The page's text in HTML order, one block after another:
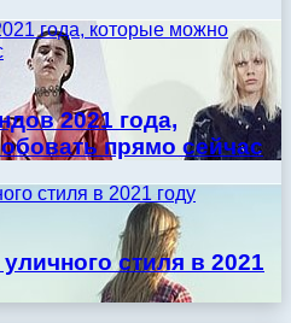
года, которые можно
2021 года,
прямо сейчас
стиля в 2021 году
стиля в 2021